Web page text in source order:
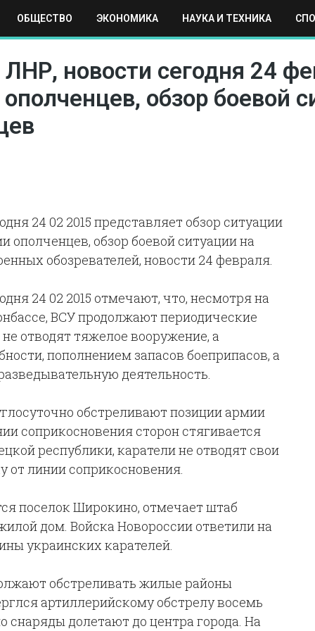
ОБЩЕСТВО ЭКОНОМИКА НАУКА И ТЕХНИКА
СПОРТ МОСКВА РЕГИОНЫ МИР
новости сегодня 24
обзор боевой
24 02 2015 представляет обзор ситуации
ополченцев, обзор боевой ситуации на
обозревателей, новости 24 февраля.
24 02 2015 отмечают, что, несмотря на
ВСУ продолжают периодические
отводят тяжелое вооружение, а
пополнением запасов боеприпасов, а
деятельность.
обстреливают позиции армии
соприкосновения сторон стягивается
республики, каратели не отводят свои
от линии соприкосновения.
поселок Широкино, отмечает штаб
дом. Войска Новороссии ответили на
украинских карателей.
обстреливать жилые районы
артиллерийскому обстрелу восемь
снаряды долетают до центра города. На